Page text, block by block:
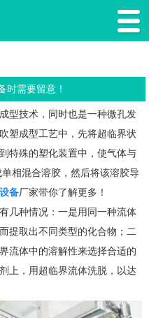
时需要留意！
型技术，同时也是一种微孔发
塑成型工艺中，先将超临界状
特殊的塑化装置中，使气体与
相混合溶胶，然后将该溶胶导
备厂家带你了解更多！
几种情况：一是用同一种流体
提取出不同类型的化合物；二
流体中的溶解性来选择合适的
上，用超临界流体洗脱，以达